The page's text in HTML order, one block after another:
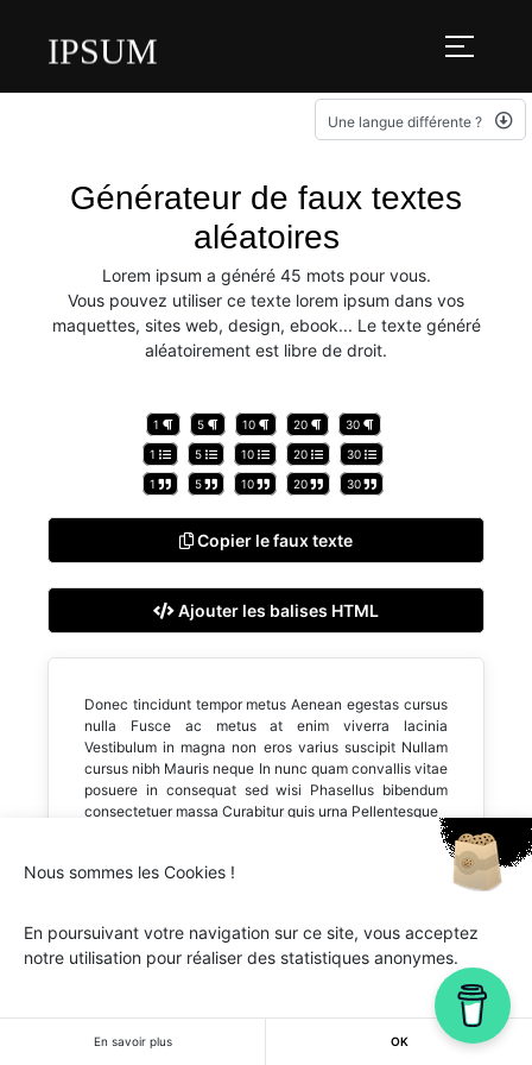
IPSUM
Une langue différente ?
Générateur de faux textes
aléatoires
Lorem ipsum a généré 45 mots pour vous.
Vous pouvez utiliser ce texte lorem ipsum dans vos
maquettes, sites web, design, ebook... Le texte généré
aléatoirement est libre de droit.
1 5 10 20 30
1 5 10 20 30
1 5 10 20 30
Copier le faux texte
Ajouter les balises HTML
Donec tincidunt tempor metus Aenean egestas cursus
nulla Fusce ac metus at enim viverra lacinia
Vestibulum in magna non eros varius suscipit Nullam
cursus nibh Mauris neque In nunc quam convallis vitae
posuere in consequat sed wisi Phasellus bibendum
consectetuer massa Curabitur quis urna Pellentesque
Ipsum.one © 2018-2026 - Tous droits réservés -Lorem
Nous sommes les Cookies !
En poursuivant votre navigation sur ce site, vous acceptez
notre utilisation pour réaliser des statistiques anonymes.
En savoir plus OK